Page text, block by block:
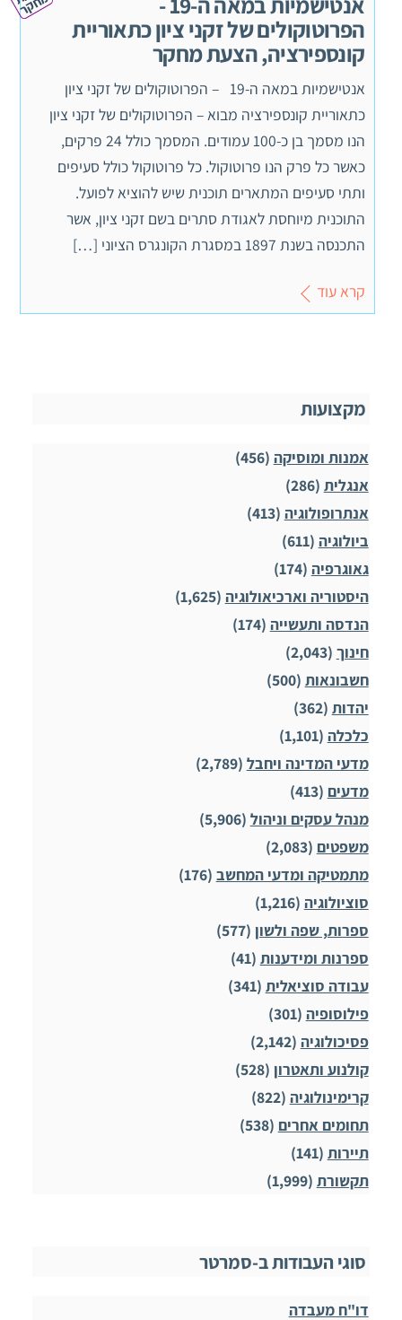
הפרוטוקולים של זקני ציון כתאוריית
קונספירציה, הצעת מחקר
אנטישמיות במאה ה-19 – הפרוטוקולים של זקני ציון
כתאוריית קונספירציה מבוא – הפרוטוקולים של זקני ציון
הנו מסמך בן כ-100 עמודים. המסמך כולל 24 פרקים,
כאשר כל פרק הנו פרוטוקול. כל פרוטוקול כולל סעיפים
ותתי סעיפים המתארים תוכנית שיש להוציא לפועל.
התוכנית מיוחסת לאגודת סתרים בשם זקני ציון, אשר
התכנסה בשנת 1897 במסגרת הקונגרס הציוני […]
קרא עוד
מקצועות
אמנות ומוסיקה (456)
אנגלית (286)
אנתרופולוגיה (413)
ביולוגיה (611)
גאוגרפיה (174)
היסטוריה וארכיאולוגיה (1,625)
הנדסה ותעשייה (174)
חינוך (2,043)
חשבונאות (500)
יהדות (362)
כלכלה (1,101)
מדעי המדינה ויחבל (2,789)
מדעים (413)
מנהל עסקים וניהול (5,906)
משפטים (2,083)
מתמטיקה ומדעי המחשב (176)
סוציולוגיה (1,216)
ספרות, שפה ולשון (577)
ספרנות ומידענות (41)
עבודה סוציאלית (341)
פילוסופיה (301)
פסיכולוגיה (2,142)
קולנוע ותאטרון (528)
קרימינולוגיה (822)
תחומים אחרים (538)
תיירות (141)
תקשורת (1,999)
סוגי העבודות ב-סמרטר
דו"ח מעבדה